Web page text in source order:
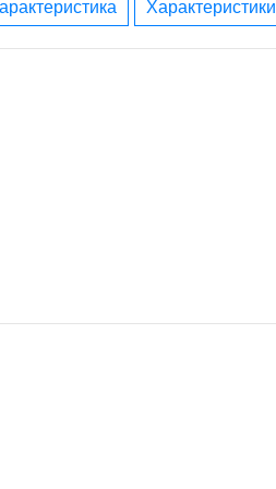
характеристика характеристики